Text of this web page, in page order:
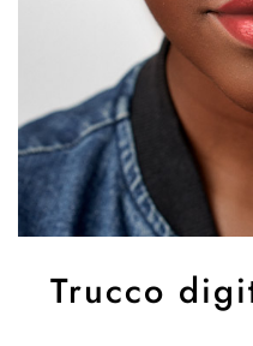
Trucco